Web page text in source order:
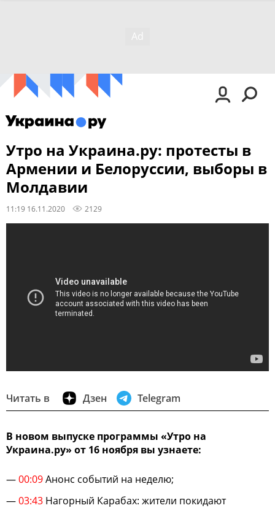
Утро на Украина.ру: протесты в
Армении и Белоруссии, выборы в
Молдавии
11:19 16.11.2020 2129
Читать в Дзен Telegram
В новом выпуске программы «Утро на
Украина.ру» от 16 ноября вы узнаете:
—00:09Анонс событий на неделю;
—03:43 Нагорный Карабах: жители покидают